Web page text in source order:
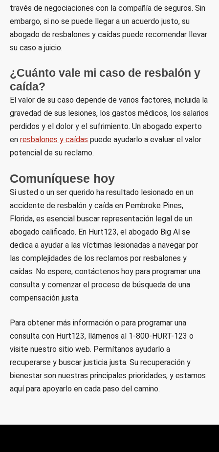
través de negociaciones con la compañía de seguros. Sin
embargo, si no se puede llegar a un acuerdo justo, su
abogado de resbalones y caídas puede recomendar llevar
su caso a juicio.
¿Cuánto vale mi caso de resbalón y
caída?
El valor de su caso depende de varios factores, incluida la
gravedad de sus lesiones, los gastos médicos, los salarios
perdidos y el dolor y el sufrimiento. Un abogado experto
en resbalones y caídas puede ayudarlo a evaluar el valor
potencial de su reclamo.
Comuníquese hoy
Si usted o un ser querido ha resultado lesionado en un
accidente de resbalón y caída en Pembroke Pines,
Florida, es esencial buscar representación legal de un
abogado calificado. En Hurt123, el abogado Big Al se
dedica a ayudar a las víctimas lesionadas a navegar por
las complejidades de los reclamos por resbalones y
caídas. No espere, contáctenos hoy para programar una
consulta y comenzar el proceso de búsqueda de una
compensación justa.
Para obtener más información o para programar una
consulta con Hurt123, llámenos al 1-800-HURT-123 o
visite nuestro sitio web. Permítanos ayudarlo a
recuperarse y buscar justicia justa. Su recuperación y
bienestar son nuestras principales prioridades, y estamos
aquí para apoyarlo en cada paso del camino.